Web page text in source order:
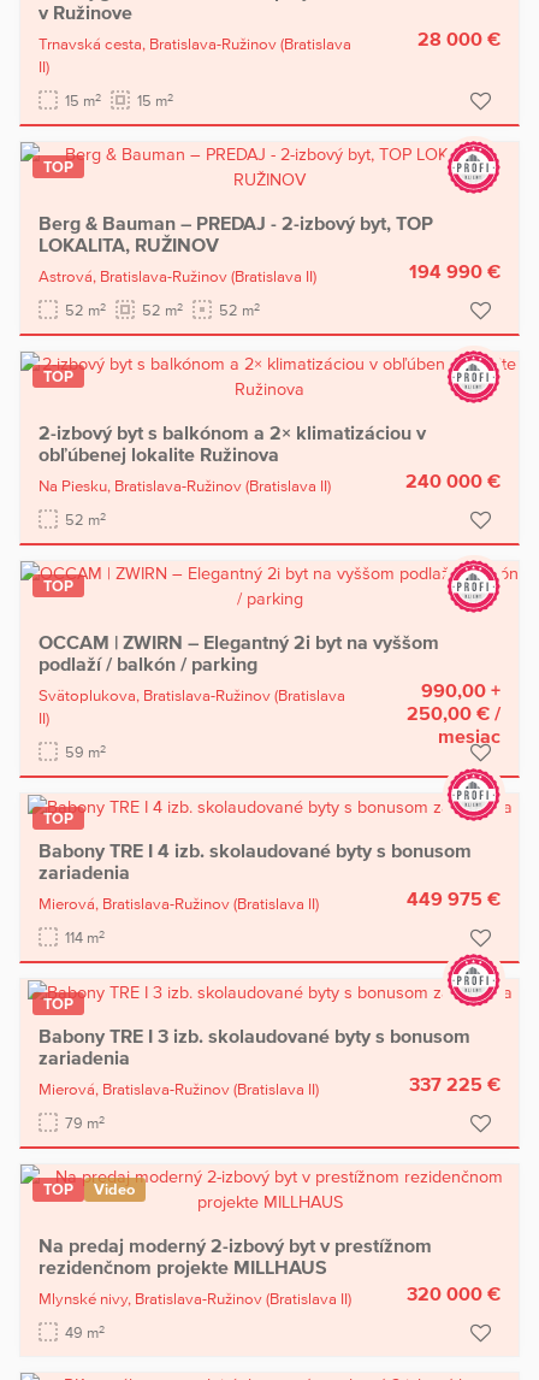
v Ružinove
Trnavská cesta, Bratislava-Ružinov (Bratislava
II)
15 m2 15 m2
28 000 €
TOP
Berg & Bauman – PREDAJ - 2-izbový byt, TOP
LOKALITA, RUŽINOV
Astrová, Bratislava-Ružinov (Bratislava II)
52 m2 52 m2 52 m2
194 990 €
TOP
2-izbový byt s balkónom a 2× klimatizáciou v
obľúbenej lokalite Ružinova
Na Piesku, Bratislava-Ružinov (Bratislava II)
52 m2
240 000 €
TOP
OCCAM | ZWIRN – Elegantný 2i byt na vyššom
podlaží / balkón / parking
Svätoplukova, Bratislava-Ružinov (Bratislava
II)
59 m2
990,00 +
250,00 € /
mesiac
TOP
Babony TRE I 4 izb. skolaudované byty s bonusom
zariadenia
Mierová, Bratislava-Ružinov (Bratislava II)
114 m2
449 975 €
TOP
Babony TRE I 3 izb. skolaudované byty s bonusom
zariadenia
Mierová, Bratislava-Ružinov (Bratislava II)
79 m2
337 225 €
TOP Video
Na predaj moderný 2-izbový byt v prestížnom
rezidenčnom projekte MILLHAUS
Mlynské nivy, Bratislava-Ružinov (Bratislava II)
49 m2
320 000 €